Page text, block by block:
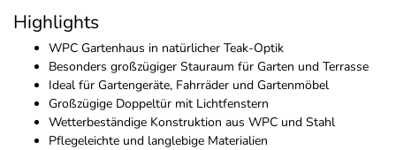
Highlights
WPC Gartenhaus in natürlicher Teak-Optik
Besonders großzügiger Stauraum für Garten und Terrasse
Ideal für Gartengeräte, Fahrräder und Gartenmöbel
Großzügige Doppeltür mit Lichtfenstern
Wetterbeständige Konstruktion aus WPC und Stahl
Pflegeleichte und langlebige Materialien